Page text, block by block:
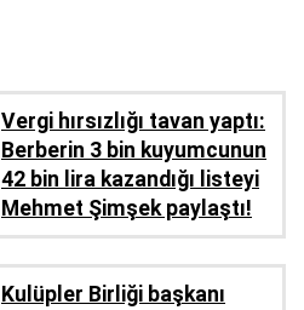
Vergi hırsızlığı tavan yaptı:
Berberin 3 bin kuyumcunun
42 bin lira kazandığı listeyi
Mehmet Şimşek paylaştı!
Kulüpler Birliği başkanı